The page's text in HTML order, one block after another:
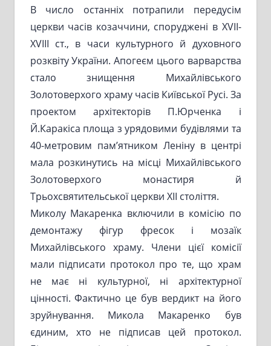
В число останніх потрапили передусім
церкви часів козаччини, споруджені в ХVII-
XVIII ст., в часи культурного й духовного
розквіту України. Апогеєм цього варварства
стало знищення Михайлівського
Золотоверхого храму часів Київської Русі. За
проектом архітекторів П.Юрченка і
Й.Каракіса площа з урядовими будівлями та
40-метровим пам’ятником Леніну в центрі
мала розкинутись на місці Михайлівського
Золотоверхого монастиря й
Трьохсвятительської церкви XII століття.
Миколу Макаренка включили в комісію по
демонтажу фігур фресок і мозаїк
Михайлівського храму. Члени цієї комісії
мали підписати протокол про те, що храм
не має ні культурної, ні архітектурної
цінності. Фактично це був вердикт на його
зруйнування. Микола Макаренко був
єдиним, хто не підписав цей протокол.